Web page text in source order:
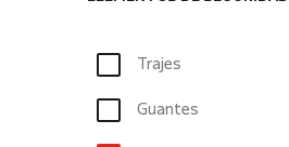
Trajes
Guantes